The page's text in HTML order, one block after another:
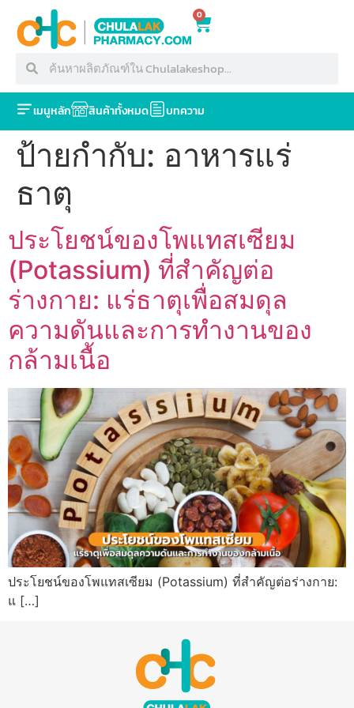
0
เมนูหลัก สินค้าทั้งหมด บทความ
ป้ายกำกับ: อาหารแร่
ธาตุ
ประโยชน์ของโพแทสเซียม
(Potassium) ที่สำคัญต่อ
ร่างกาย: แร่ธาตุเพื่อสมดุล
ความดันและการทำงานของ
กล้ามเนื้อ
ประโยชน์ของโพแทสเซียม (Potassium) ที่สำคัญต่อร่างกาย:
แ […]